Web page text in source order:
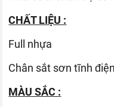
CHẤT LIỆU :
Full nhựa
Chân sắt sơn tĩnh điện
MÀU SẮC :